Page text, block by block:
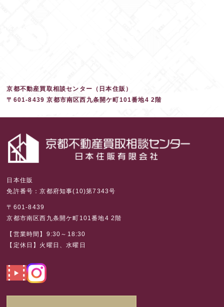
京都不動産買取相談センター（日本住販）
〒601-8439 京都市南区西九条開ケ町101番地4 2階
日本住販
免許番号：京都府知事(10)第7343号
〒601-8439
京都市南区西九条開ケ町101番地4 2階
【営業時間】9:30～18:30
【定休日】火曜日、水曜日